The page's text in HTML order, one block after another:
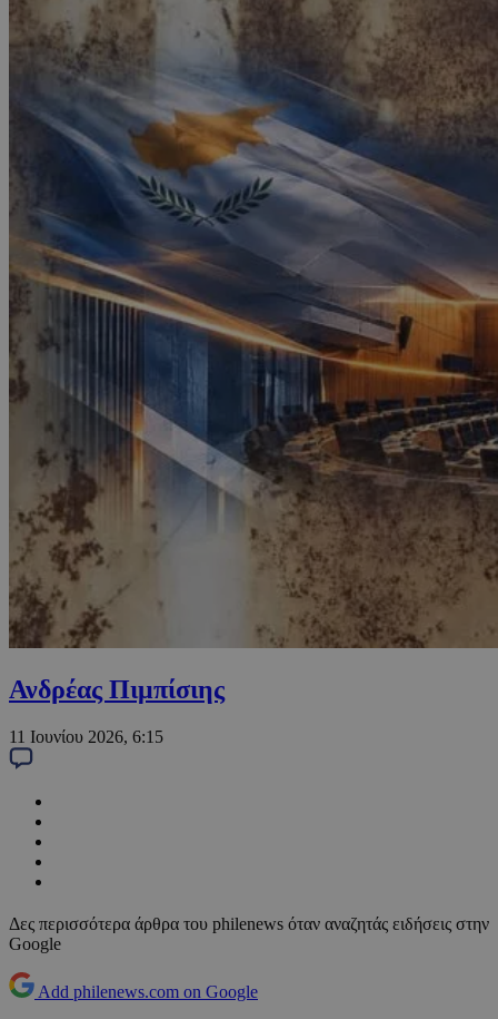
Ανδρέας Πιμπίσιης
11 Ιουνίου 2026, 6:15
Δες περισσότερα άρθρα του philenews όταν αναζητάς ειδήσεις στην
Google
Add philenews.com on Google